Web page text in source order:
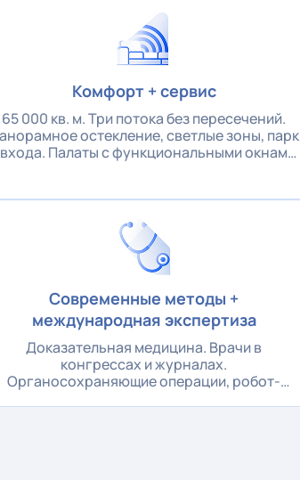
Комфорт + сервис
65 000 кв. м. Три потока без пересечений.
остекление, светлые зоны, парк
Палаты с функциональными окнами,
Современные методы +
международная экспертиза
Доказательная медицина. Врачи в
конгрессах и журналах.
Органосохраняющие операции, робот-